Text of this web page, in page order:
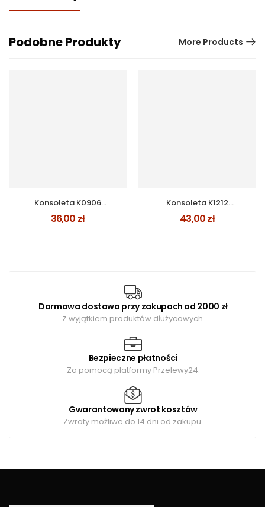
Podobne Produkty More Products
Konsoleta K0906
PALISANDER
36,00 zł
Konsoleta K1212
PALISANDER
43,00zł
Darmowa dostawa przy zakupach od 2000 zł
Z wyjątkiem produktów dłużycowych.
Bezpieczne płatności
Za pomocą platformy Przelewy24.
Gwarantowany zwrot kosztów
Zwroty możliwe do 14 dni od zakupu.